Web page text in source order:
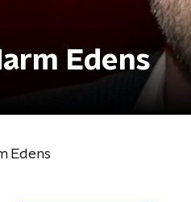
Edens
Edens